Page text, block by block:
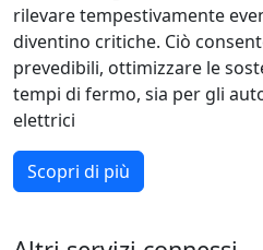
rilevare tempestivamente
diventino critiche. Ciò
prevedibili, ottimizzare le
tempi di fermo, sia per gli
elettrici
Scopri di più